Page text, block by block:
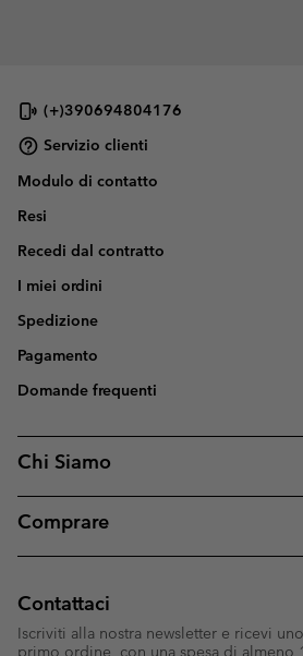
(+)390694804176
Servizio clienti
Modulo di contatto
Resi
Recedi dal contratto
I miei ordini
Spedizione
Pagamento
Domande frequenti
Chi Siamo
Comprare
Contattaci
Iscriviti alla nostra newsletter e ricevi
primo ordine, con una spesa di almeno